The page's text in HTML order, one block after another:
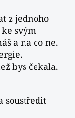
z jednoho
svým
a na co ne.
bys čekala.
soustředit